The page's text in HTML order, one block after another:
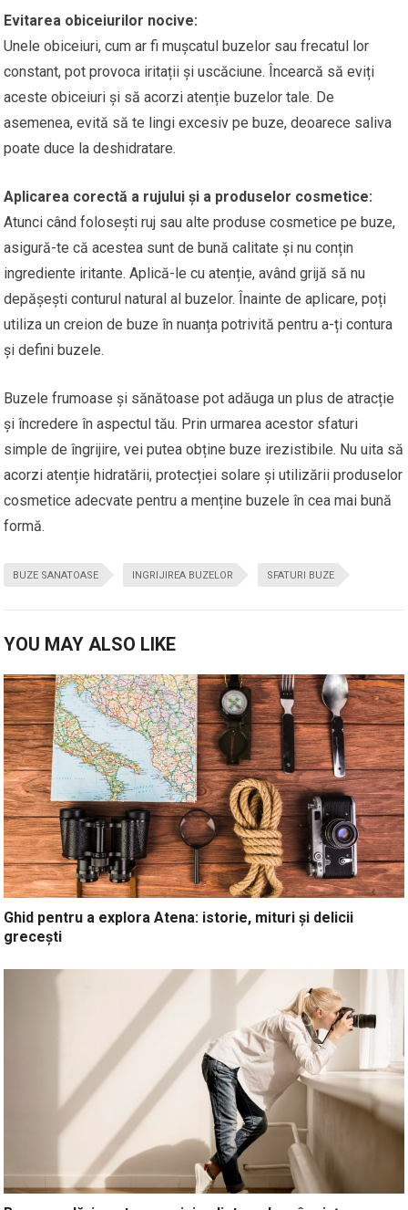
Evitarea obiceiurilor nocive:
Unele obiceiuri, cum ar fi mușcatul buzelor sau frecatul lor
constant, pot provoca iritații și uscăciune. Încearcă să eviți
aceste obiceiuri și să acorzi atenție buzelor tale. De
asemenea, evită să te lingi excesiv pe buze, deoarece saliva
poate duce la deshidratare.
Aplicarea corectă a rujului și a produselor cosmetice:
Atunci când folosești ruj sau alte produse cosmetice pe buze,
asigură-te că acestea sunt de bună calitate și nu conțin
ingrediente iritante. Aplică-le cu atenție, având grijă să nu
depășești conturul natural al buzelor. Înainte de aplicare, poți
utiliza un creion de buze în nuanța potrivită pentru a-ți contura
și defini buzele.
Buzele frumoase și sănătoase pot adăuga un plus de atracție
și încredere în aspectul tău. Prin urmarea acestor sfaturi
simple de îngrijire, vei putea obține buze irezistibile. Nu uita să
acorzi atenție hidratării, protecției solare și utilizării produselor
cosmetice adecvate pentru a menține buzele în cea mai bună
formă.
BUZE SANATOASE INGRIJIREA BUZELOR SFATURI BUZE
YOU MAY ALSO LIKE
Ghid pentru a explora Atena: istorie, mituri și delicii
grecești